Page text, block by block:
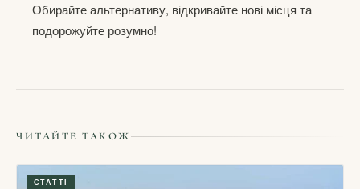
Обирайте альтернативу, відкривайте нові місця та
подорожуйте розумно!
ЧИТАЙТЕ ТАКОЖ
СТАТТІ